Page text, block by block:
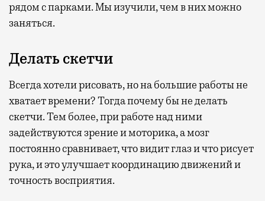
рядом с парками. Мы изучили, чем в них можно
заняться.
Делать скетчи
Всегда хотели рисовать, но на большие работы не
хватает времени? Тогда почему бы не делать
скетчи. Тем более, при работе над ними
задействуются зрение и моторика, а мозг
постоянно сравнивает, что видит глаз и что рисует
рука, и это улучшает координацию движений и
точность восприятия.